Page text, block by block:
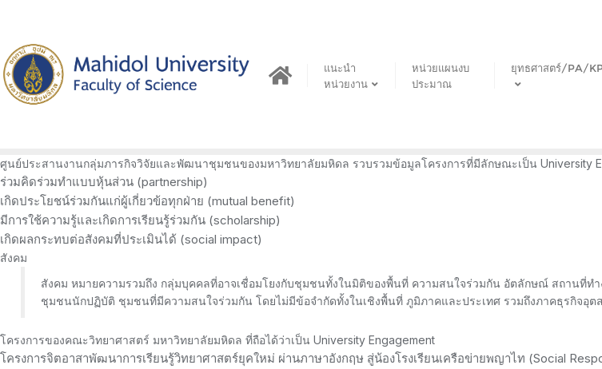
content
แนะนำ
หน่วยงาน
หน่วยแผนงบ
ประมาณ
ยุทธศาสตร์/PA/
ศูนย์ประสานงานกลุ่มภารกิจวิจัยและพัฒนาชุมชนของมหาวิทยาลัยมหิดล รวบรวมข้อมูลโครงการที่มีลักษณะเป็น University
ร่วมคิดร่วมทำแบบหุ้นส่วน (partnership)
เกิดประโยชน์ร่วมกันแก่ผู้เกี่ยวข้อทุกฝ่าย (mutual benefit)
มีการใช้ความรู้และเกิดการเรียนรู้ร่วมกัน (scholarship)
เกิดผลกระทบต่อสังคมที่ประเมินได้ (social impact)
สังคม
สังคม หมายความรวมถึง กลุ่มบุคคลที่อาจเชื่อมโยงกับชุมชนทั้งในมิติของพื้นที่ ความสนใจร่วมกัน อัตลักษณ์ สถานที่ท
ชุมชนนักปฏิบัติ ชุมชนที่มีความสนใจร่วมกัน โดยไม่มีข้อจำกัดทั้งในเชิงพื้นที่ ภูมิภาคและประเทศ รวมถึงภาคธุรกิจอุต
โครงการของคณะวิทยาศาสตร์ มหาวิทยาลัยมหิดล ที่ถือได้ว่าเป็น University Engagement
โครงการจิตอาสาพัฒนาการเรียนรู้วิทยาศาสตร์ยุคใหม่ ผ่านภาษาอังกฤษ สู่น้องโรงเรียนเครือข่ายพญาไท (Social